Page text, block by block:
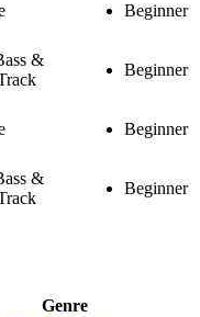
Beginner
&
Beginner
Beginner
&
Beginner
Genre